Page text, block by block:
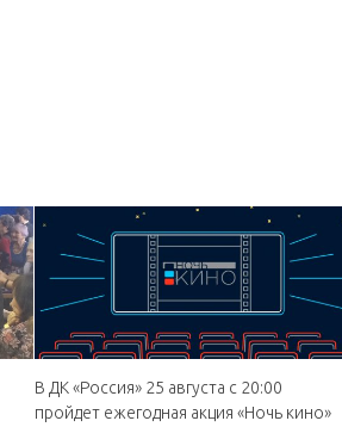
В ДК «Россия» 25 августа с 20:00
пройдет ежегодная акция «Ночь кино»